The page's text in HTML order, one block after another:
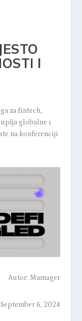
I
za fintech,
globalne i
na konferenciji
Autor: Mamager
6, 2024